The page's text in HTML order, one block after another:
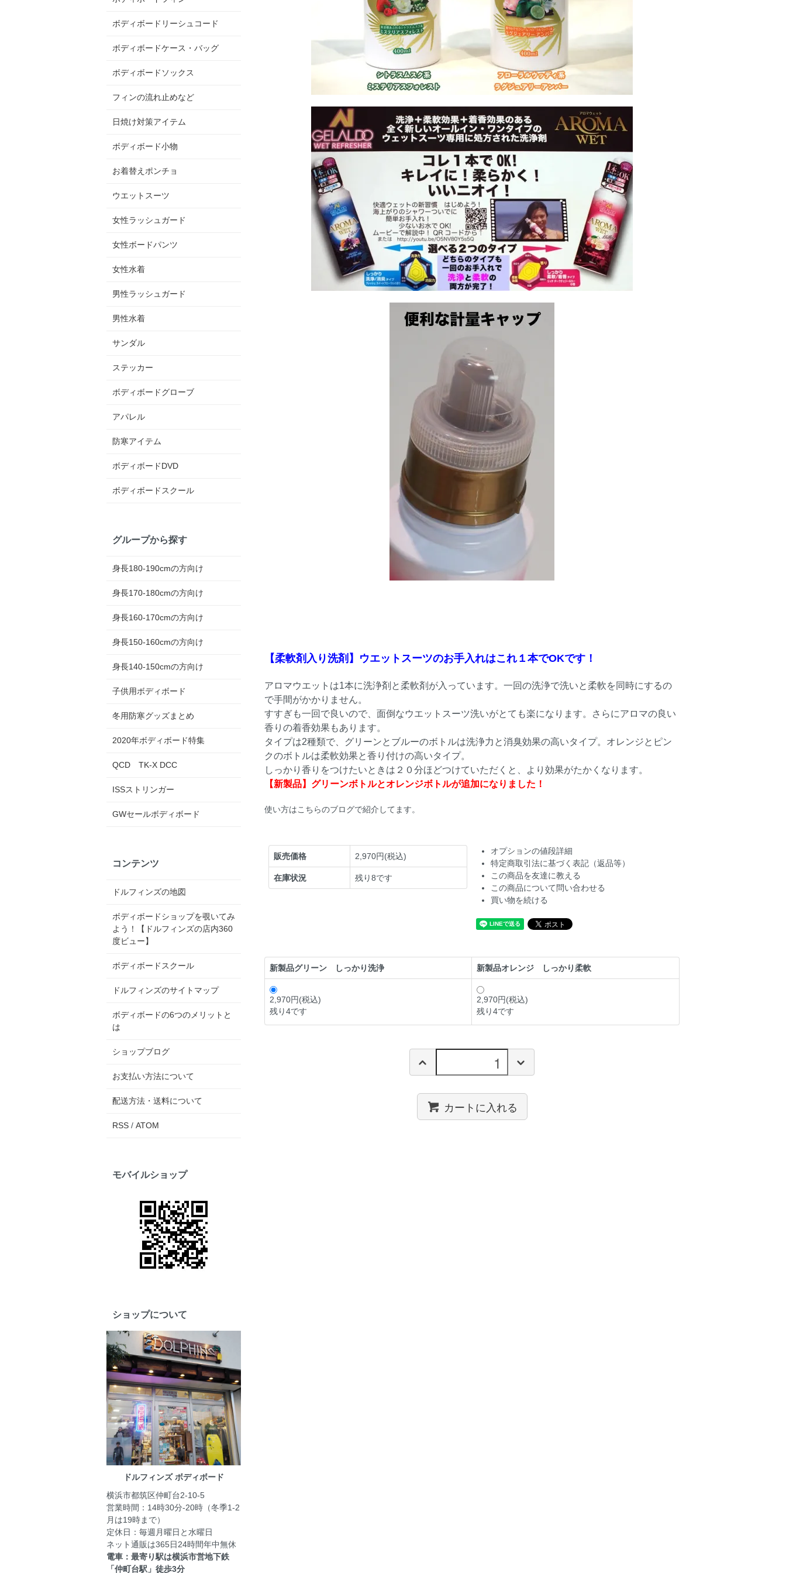
【柔軟剤入り洗剤】ウエットスーツのお手入れはこれ１本でOKです！
アロマウエットは1本に洗浄剤と柔軟剤が入っています。一回の洗浄で洗いと柔軟を同時にするの
で手間がかかりません。
すすぎも一回で良いので、面倒なウエットスーツ洗いがとても楽になります。さらにアロマの良い
香りの着香効果もあります。
タイプは2種類で、グリーンとブルーのボトルは洗浄力と消臭効果の高いタイプ。オレンジとピン
クのボトルは柔軟効果と香り付けの高いタイプ。
しっかり香りをつけたいときは２０分ほどつけていただくと、より効果がたかくなります。
【新製品】グリーンボトルとオレンジボトルが追加になりました！
使い方はこちらのブログで紹介してます。
販売価格 2,970円(税込)
在庫状況 残り8です
オプションの値段詳細
特定商取引法に基づく表記（返品等）
この商品を友達に教える
この商品について問い合わせる
買い物を続ける
新製品グリーン しっかり洗浄 新製品オレンジ しっかり柔軟
2,970円(税込)
残り4です
2,970円(税込)
残り4です
カートに入れる
ボディボードリーシュコード
ボディボードケース・バッグ
ボディボードソックス
フィンの流れ止めなど
日焼け対策アイテム
ボディボード小物
お着替えポンチョ
ウエットスーツ
女性ラッシュガード
女性ボードパンツ
女性水着
男性ラッシュガード
男性水着
サンダル
ステッカー
ボディボードグローブ
アパレル
防寒アイテム
ボディボードDVD
ボディボードスクール
グループから探す
身長180-190cmの方向け
身長170-180cmの方向け
身長160-170cmの方向け
身長150-160cmの方向け
身長140-150cmの方向け
子供用ボディボード
冬用防寒グッズまとめ
2020年ボディボード特集
QCD TK-X DCC
ISSストリンガー
GWセールボディボード
コンテンツ
ドルフィンズの地図
ボディボードショップを覗いてみ
よう！【ドルフィンズの店内360
度ビュー】
ボディボードスクール
ドルフィンズのサイトマップ
ボディボードの6つのメリットと
は
ショップブログ
お支払い方法について
配送方法・送料について
RSS / ATOM
モバイルショップ
ショップについて
ドルフィンズ ボディボード
横浜市都筑区仲町台2-10-5
営業時間：14時30分-20時（冬季1-2
月は19時まで）
定休日：毎週月曜日と水曜日
ネット通販は365日24時間年中無休
電車：最寄り駅は横浜市営地下鉄
「仲町台駅」徒歩3分